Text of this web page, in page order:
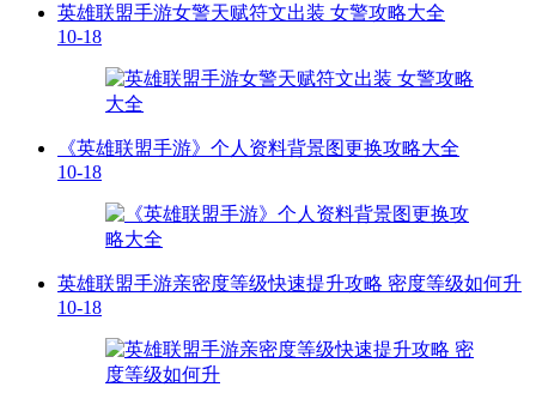
英雄联盟手游女警天赋符文出装 女警攻略大全
10-18
《英雄联盟手游》个人资料背景图更换攻略大全
10-18
英雄联盟手游亲密度等级快速提升攻略 密度等级如何升
10-18